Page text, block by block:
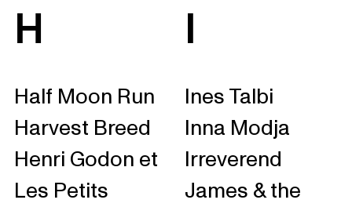
H
Half Moon Run
Harvest Breed
Henri Godon et
Les Petits
I
Ines Talbi
Inna Modja
Irreverend
James & the